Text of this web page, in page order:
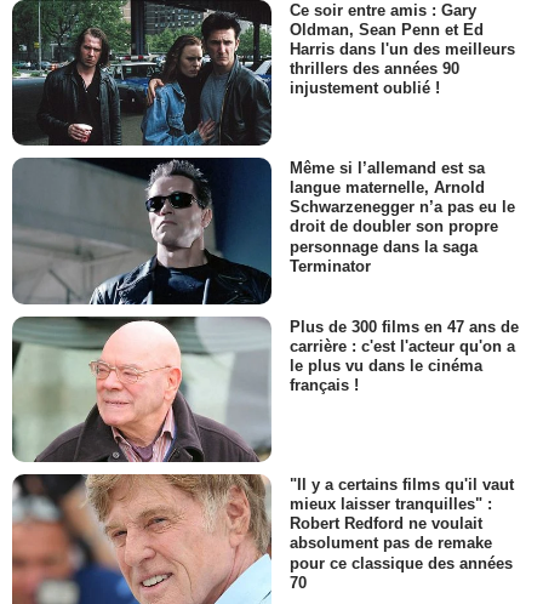
Ce soir entre amis : Gary
Oldman, Sean Penn et Ed
Harris dans l'un des meilleurs
thrillers des années 90
injustement oublié !
Même si l’allemand est sa
langue maternelle, Arnold
Schwarzenegger n’a pas eu le
droit de doubler son propre
personnage dans la saga
Terminator
Plus de 300 films en 47 ans de
carrière : c'est l'acteur qu'on a
le plus vu dans le cinéma
français !
"Il y a certains films qu'il vaut
mieux laisser tranquilles" :
Robert Redford ne voulait
absolument pas de remake
pour ce classique des années
70